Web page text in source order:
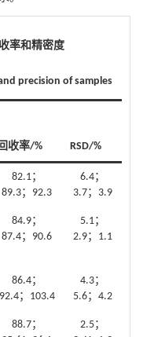
率和精密度
precision of samples
收率/% RSD/%
82.1；
89.3；92.3
6.4；
3.7；3.9
84.9；
87.4；90.6
5.1；
2.9；1.1
86.4；
92.4；103.4
4.3；
5.6；4.2
88.7；
2.5；